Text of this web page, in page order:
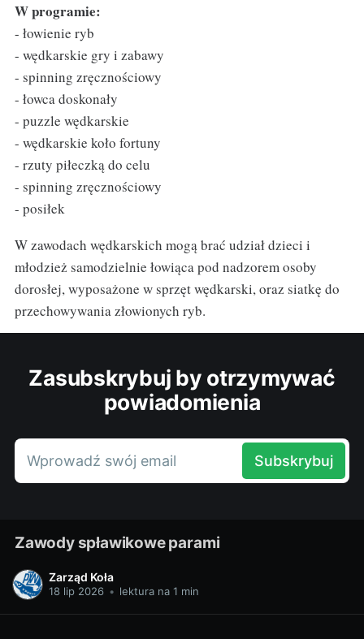
W programie:
- łowienie ryb
- wędkarskie gry i zabawy
- spinning zręcznościowy
- łowca doskonały
- puzzle wędkarskie
- wędkarskie koło fortuny
- rzuty piłeczką do celu
- spinning zręcznościowy
- posiłek
W zawodach wędkarskich mogą brać udział dzieci i
młodzież samodzielnie łowiąca pod nadzorem osoby
dorosłej, wyposażone w sprzęt wędkarski, oraz siatkę do
przechowywania złowionych ryb.
Zasubskrybuj by otrzymywać
powiadomienia
Wprowadź swój email Subskrybuj
Zawody spławikowe parami
Zarząd Koła
18 lip 2026 • lektura na 1 min